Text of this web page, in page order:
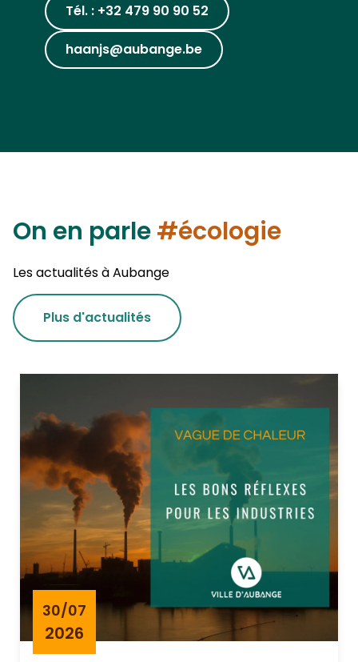
Tél. : +32 479 90 90 52
haanjs@aubange.be
On en parle#écologie
Les actualités à Aubange
Plus d'actualités
30/07
2026